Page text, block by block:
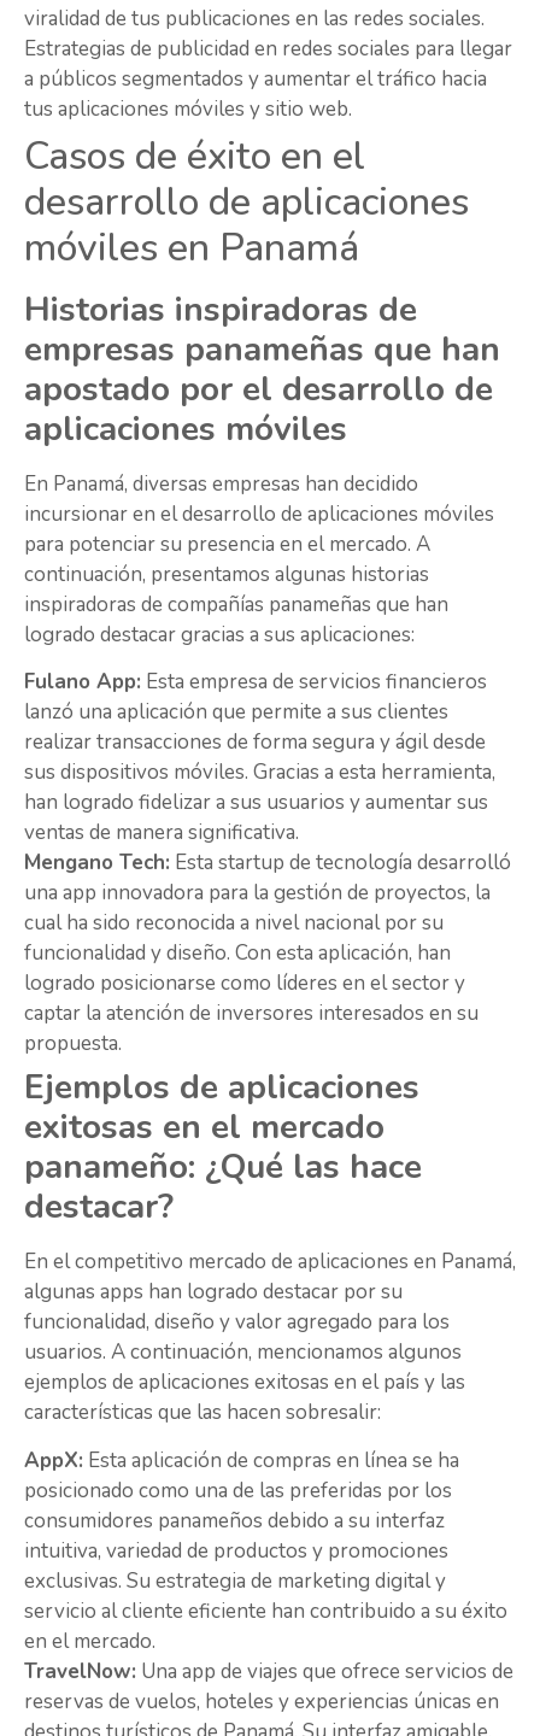
viralidad de tus publicaciones en las redes sociales.
Estrategias de publicidad en redes sociales para llegar
a públicos segmentados y aumentar el tráfico hacia
tus aplicaciones móviles y sitio web.
Casos de éxito en el
desarrollo de aplicaciones
móviles en Panamá
Historias inspiradoras de
empresas panameñas que han
apostado por el desarrollo de
aplicaciones móviles
En Panamá, diversas empresas han decidido
incursionar en el desarrollo de aplicaciones móviles
para potenciar su presencia en el mercado. A
continuación, presentamos algunas historias
inspiradoras de compañías panameñas que han
logrado destacar gracias a sus aplicaciones:
Fulano App: Esta empresa de servicios financieros
lanzó una aplicación que permite a sus clientes
realizar transacciones de forma segura y ágil desde
sus dispositivos móviles. Gracias a esta herramienta,
han logrado fidelizar a sus usuarios y aumentar sus
ventas de manera significativa.
Mengano Tech: Esta startup de tecnología desarrolló
una app innovadora para la gestión de proyectos, la
cual ha sido reconocida a nivel nacional por su
funcionalidad y diseño. Con esta aplicación, han
logrado posicionarse como líderes en el sector y
captar la atención de inversores interesados en su
propuesta.
Ejemplos de aplicaciones
exitosas en el mercado
panameño: ¿Qué las hace
destacar?
En el competitivo mercado de aplicaciones en Panamá,
algunas apps han logrado destacar por su
funcionalidad, diseño y valor agregado para los
usuarios. A continuación, mencionamos algunos
ejemplos de aplicaciones exitosas en el país y las
características que las hacen sobresalir:
AppX: Esta aplicación de compras en línea se ha
posicionado como una de las preferidas por los
consumidores panameños debido a su interfaz
intuitiva, variedad de productos y promociones
exclusivas. Su estrategia de marketing digital y
servicio al cliente eficiente han contribuido a su éxito
en el mercado.
TravelNow: Una app de viajes que ofrece servicios de
reservas de vuelos, hoteles y experiencias únicas en